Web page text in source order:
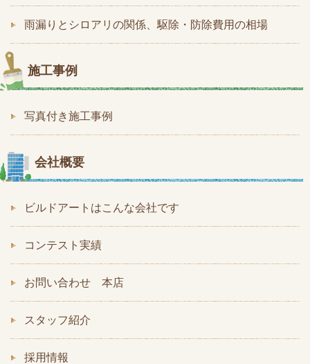
雨漏りとシロアリの関係、駆除・防除費用の相場
施工事例
写真付き施工事例
会社概要
ビルドアートはこんな会社です
コンテスト実績
お問い合わせ 本店
スタッフ紹介
採用情報